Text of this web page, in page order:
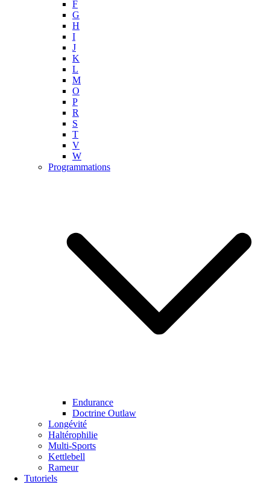
F
G
H
I
J
K
L
M
O
P
R
S
T
V
W
Programmations
Endurance
Doctrine Outlaw
Longévité
Haltérophilie
Multi-Sports
Kettlebell
Rameur
Tutoriels